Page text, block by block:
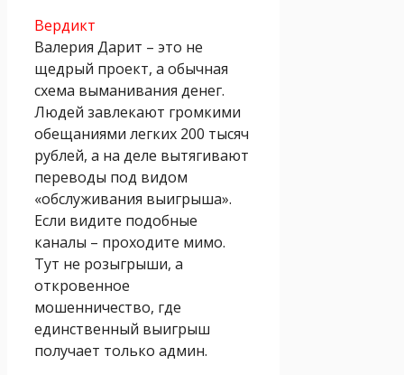
Вердикт
Валерия Дарит – это не
щедрый проект, а обычная
схема выманивания денег.
Людей завлекают громкими
обещаниями легких 200 тысяч
рублей, а на деле вытягивают
переводы под видом
«обслуживания выигрыша».
Если видите подобные
каналы – проходите мимо.
Тут не розыгрыши, а
откровенное
мошенничество, где
единственный выигрыш
получает только админ.